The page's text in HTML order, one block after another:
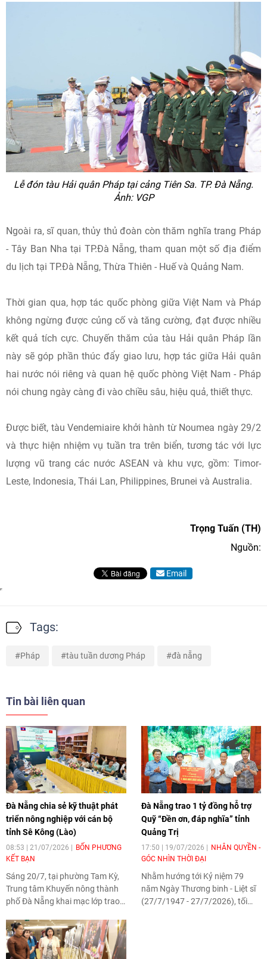
Lễ đón tàu Hải quân Pháp tại cảng Tiên Sa. TP. Đà Nẵng.
Ảnh: VGP
Ngoài ra, sĩ quan, thủy thủ đoàn còn thăm nghĩa trang Pháp
- Tây Ban Nha tại TP.Đà Nẵng, tham quan một số địa điểm
du lịch tại TP.Đà Nẵng, Thừa Thiên - Huế và Quảng Nam.
Thời gian qua, hợp tác quốc phòng giữa Việt Nam và Pháp
không ngừng được củng cố và tăng cường, đạt được nhiều
kết quả tích cực. Chuyến thăm của tàu Hải quân Pháp lần
này sẽ góp phần thúc đẩy giao lưu, hợp tác giữa Hải quân
hai nước nói riêng và quan hệ quốc phòng Việt Nam - Pháp
nói chung ngày càng đi vào chiều sâu, hiệu quả, thiết thực.
Được biết, tàu Vendemiaire khởi hành từ Noumea ngày 29/2
và thực hiện nhiệm vụ tuần tra trên biển, tương tác với lực
lượng vũ trang các nước ASEAN và khu vực, gồm: Timor-
Leste, Indonesia, Thái Lan, Philippines, Brunei và Australia.
Trọng Tuấn (TH)
Nguồn:
Email
Tags:
Pháp tàu tuần dương Pháp đà nẵng
Tin bài liên quan
Đà Nẵng chia sẻ kỹ thuật phát
triển nông nghiệp với cán bộ
tỉnh Sê Kông (Lào)
08:53 | 21/07/2026
BỐN PHƯƠNG
KẾT BẠN
Sáng 20/7, tại phường Tam Kỳ,
Trung tâm Khuyến nông thành
phố Đà Nẵng khai mạc lớp trao
chuyển giao tiến bộ khoa học kỹ
thuật nông nghiệp dành cho
đoàn cán bộ kỹ thuật tỉnh Sê
Đà Nẵng trao 1 tỷ đồng hỗ trợ
Quỹ “Đền ơn, đáp nghĩa” tỉnh
Quảng Trị
17:50 | 19/07/2026
NHÂN QUYỀN -
GÓC NHÌN THỜI ĐẠI
Nhằm hướng tới Kỷ niệm 79
năm Ngày Thương binh - Liệt sĩ
(27/7/1947 - 27/7/2026), tối